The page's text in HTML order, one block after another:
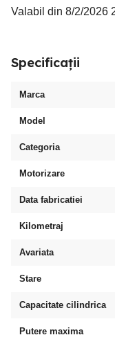
Valabil din 8/2/2026
Specificații
Marca
Model
Categoria
Motorizare
Data fabricatiei
Kilometraj
Avariata
Stare
Capacitate cilindrica
Putere maxima